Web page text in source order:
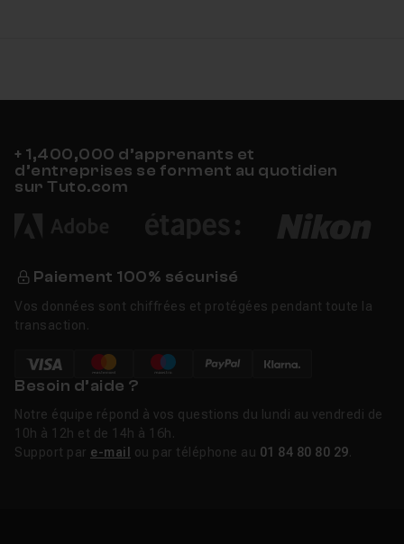
+ 1,400,000 d’apprenants et
d’entreprises se forment au quotidien
sur Tuto.com
Paiement 100% sécurisé
Vos données sont chiffrées et protégées pendant toute la
transaction.
Besoin d’aide ?
Notre équipe répond à vos questions du lundi au vendredi de
10h à 12h et de 14h à 16h.
Support par e-mail ou par téléphone au 01 84 80 80 29